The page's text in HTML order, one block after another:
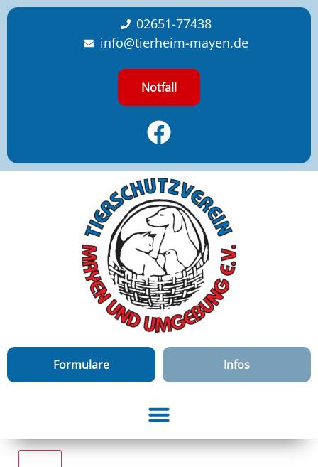
content
02651-77438
info@tierheim-mayen.de
Notfall
Formulare Infos